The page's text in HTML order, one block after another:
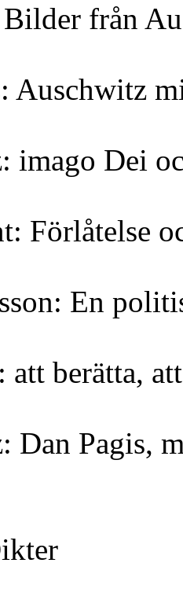
från
Auschwitz
imago Dei
Förlåtelse
En
berätta,
Dan Pagis,